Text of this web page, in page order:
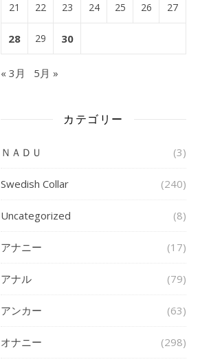
21 22 23 24 25 26 27
28 29 30
« 3月 5月 »
カテゴリー
ＮＡＤＵ (3)
Swedish Collar (240)
Uncategorized (8)
アナニー (17)
アナル (79)
アンカー (63)
オナニー (298)